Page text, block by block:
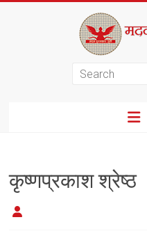
कृष्णप्रकाश श्रेष्ठ